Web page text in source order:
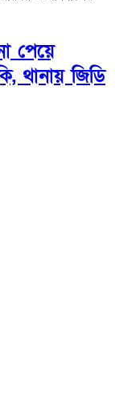
পেয়ে
থানায় জিডি